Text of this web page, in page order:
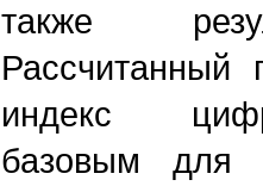
также
Рассчитанный
индекс
базовым для